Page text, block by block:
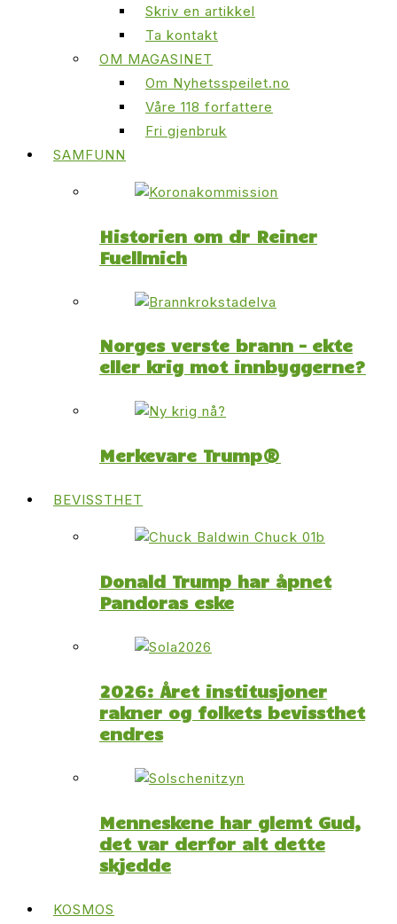
Skriv en artikkel
Ta kontakt
OM MAGASINET
Om Nyhetsspeilet.no
Våre 118 forfattere
Fri gjenbruk
SAMFUNN
Historien om dr Reiner
Fuellmich
Norges verste brann – ekte
eller krig mot innbyggerne?
Merkevare Trump®
BEVISSTHET
Donald Trump har åpnet
Pandoras eske
2026: Året institusjoner
rakner og folkets bevissthet
endres
Menneskene har glemt Gud,
det var derfor alt dette
skjedde
KOSMOS